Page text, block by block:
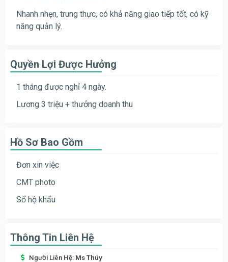
Nhanh nhẹn, trung thực, có khả năng giao tiếp tốt, có kỹ
năng quản lý.
Quyền Lợi Được Hưởng
1 tháng được nghỉ 4 ngày.
Lương 3 triệu + thưởng doanh thu
Hồ Sơ Bao Gồm
Đơn xin việc
CMT photo
Sổ hộ khẩu
Thông Tin Liên Hệ
Người Liên Hệ: Ms Thúy